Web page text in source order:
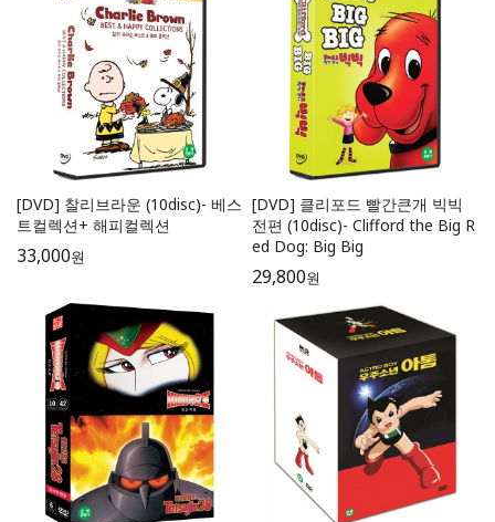
[DVD] 찰리브라운 (10disc)- 베스
트컬렉션+ 해피컬렉션
33,000원
[DVD] 클리포드 빨간큰개 빅빅
전편 (10disc)- Clifford the Big R
ed Dog: Big Big
29,800원